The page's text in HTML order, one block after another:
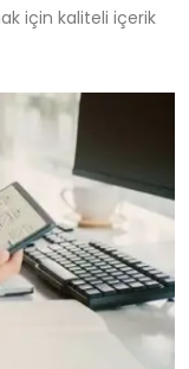
için kaliteli içerik